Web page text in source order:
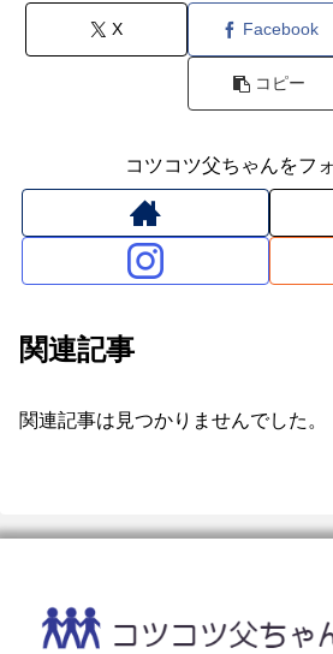
X Facebook
コピー
コツコツ父ちゃんをフ
関連記事
関連記事は見つかりませんでした。